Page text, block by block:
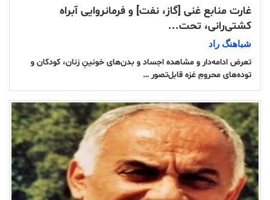
غارت منابع غنی [گاز، نفت] و فرمانروایی آبراه
کشتی‌رانی، تحت...
شباهنگ راد
تعرض ادامه‌دار و مشاهده اجساد و بدن‌های خونینِ زنان، کودکان و
توده‌های محرومِ غزه قابل‌تصور …